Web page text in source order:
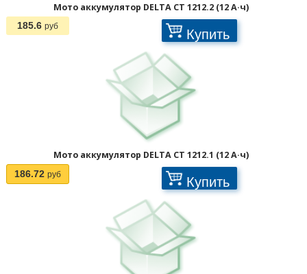
Мото аккумулятор DELTA CT 1212.2 (12 А·ч)
185.6 руб Купить
Мото аккумулятор DELTA CT 1212.1 (12 А·ч)
186.72 руб Купить